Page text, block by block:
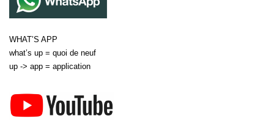
WHAT’S APP
what’s up = quoi de neuf
up -> app = application